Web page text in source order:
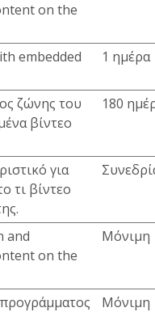
on the
embedded
1 ημέρα
ζώνης του
βίντεο
180
για
τι βίντεο
and
on the
Μόνιμη
Μόνιμη